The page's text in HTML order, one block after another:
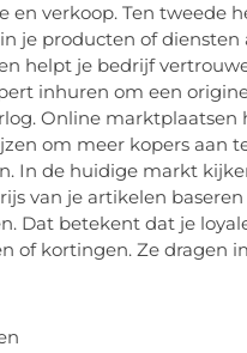
en verkoop. Ten tweede
je producten of
helpt je ​​bedrijf
inhuren om een
Online
om meer kopers aan
In de huidige markt
van je artikelen
Dat betekent dat je
of kortingen. Ze dragen